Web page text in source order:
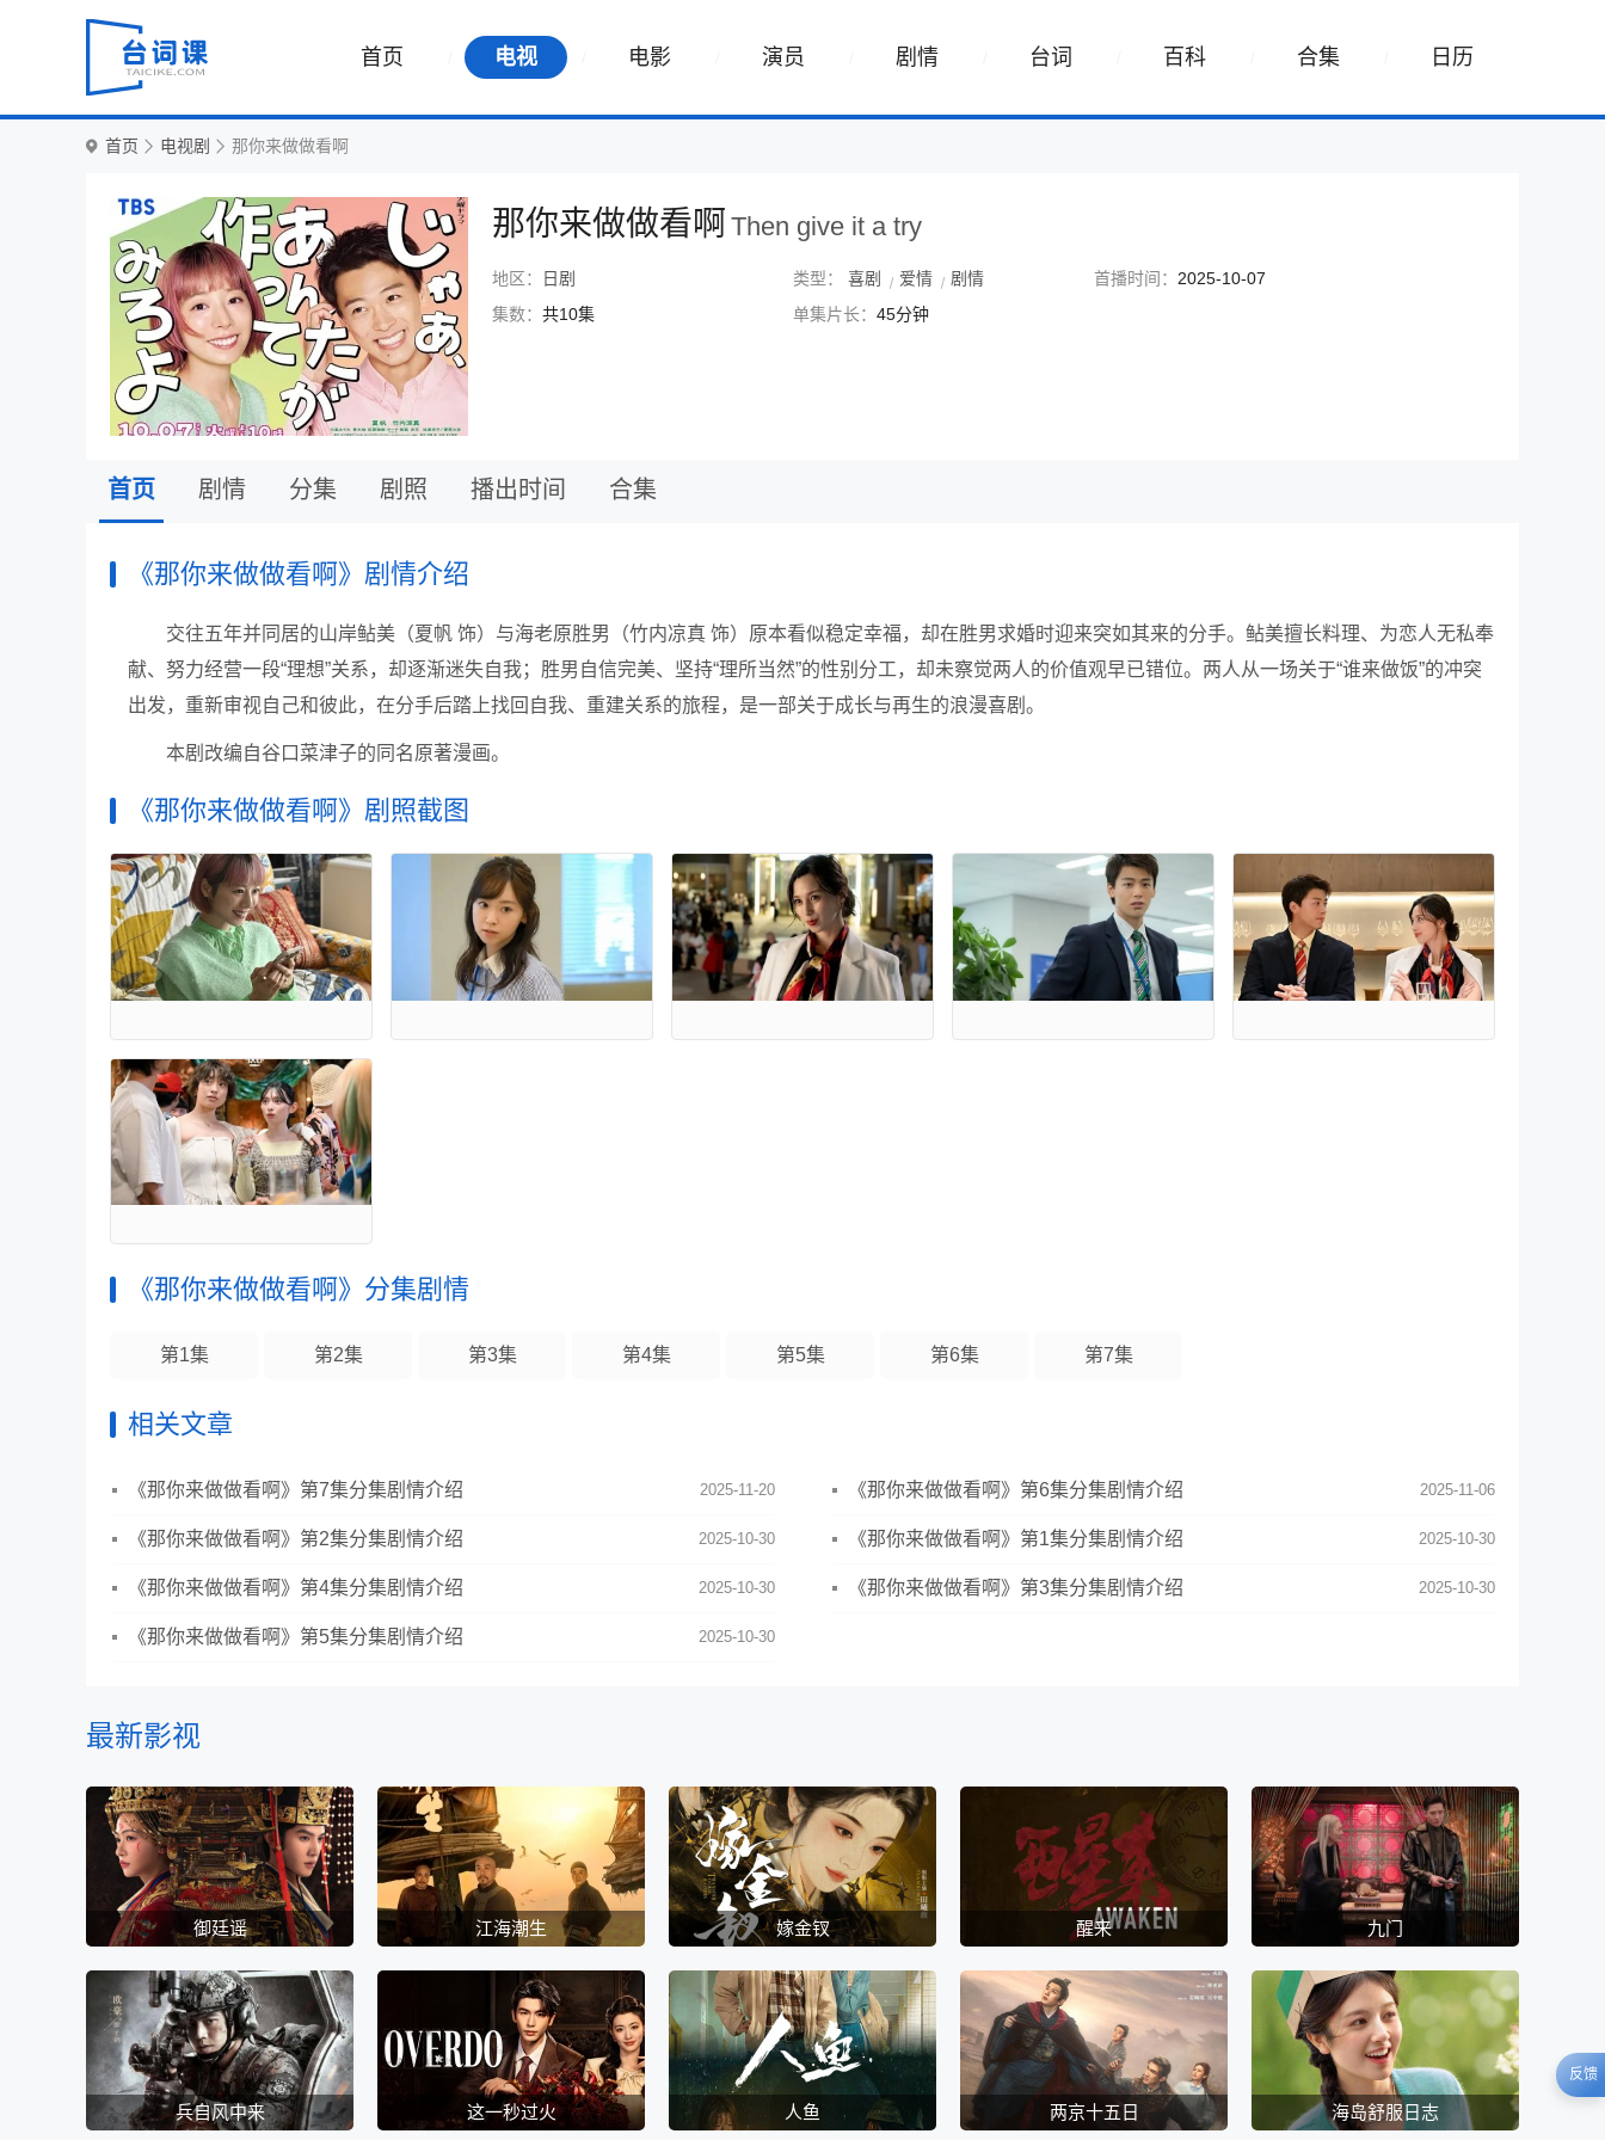
首页 电视 电影 演员 剧情 台词 百科 合集 日历
首页 电视剧 那你来做做看啊
那你来做做看啊 Then give it a try
地区： 日剧 类型： 喜剧 爱情 剧情 首播时间： 2025-10-07
集数： 共10集 单集片长： 45分钟
首页 剧情 分集 剧照 播出时间 合集
《那你来做做看啊》剧情介绍
交往五年并同居的山岸鲇美（夏帆 饰）与海老原胜男（竹内凉真 饰）原本看似稳定幸福，却在胜男求婚时迎来突如其来的分手。鲇美擅长料理、为恋人无私奉
献、努力经营一段“理想”关系，却逐渐迷失自我；胜男自信完美、坚持“理所当然”的性别分工，却未察觉两人的价值观早已错位。两人从一场关于“谁来做饭”的冲突
出发，重新审视自己和彼此，在分手后踏上找回自我、重建关系的旅程，是一部关于成长与再生的浪漫喜剧。
本剧改编自谷口菜津子的同名原著漫画。
《那你来做做看啊》剧照截图
《那你来做做看啊》分集剧情
第1集 第2集 第3集 第4集 第5集 第6集 第7集
相关文章
2025-11-20
《那你来做做看啊》第7集分集剧情介绍 2025-11-06
《那你来做做看啊》第6集分集剧情介绍
2025-10-30
《那你来做做看啊》第2集分集剧情介绍 2025-10-30
《那你来做做看啊》第1集分集剧情介绍
2025-10-30
《那你来做做看啊》第4集分集剧情介绍 2025-10-30
《那你来做做看啊》第3集分集剧情介绍
2025-10-30
《那你来做做看啊》第5集分集剧情介绍
最新影视
御廷谣 江海潮生 嫁金钗 醒来 九门
兵自风中来 这一秒过火 人鱼 两京十五日 海岛舒服日志
反馈